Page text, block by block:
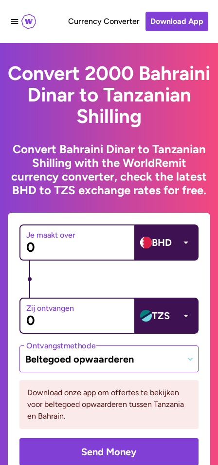
Currency Converter Download App
Convert 2000 Bahraini
Dinar to Tanzanian
Shilling
Convert Bahraini Dinar to Tanzanian
Shilling with the WorldRemit
currency converter, check the latest
BHD to TZS exchange rates for free.
Je maakt over
BHD
Zij ontvangen
TZS
Ontvangstmethode
Beltegoed opwaarderen
Download onze app om offertes te bekijken
voor beltegoed opwaarderen tussen Tanzania
en Bahrain.
Send Money